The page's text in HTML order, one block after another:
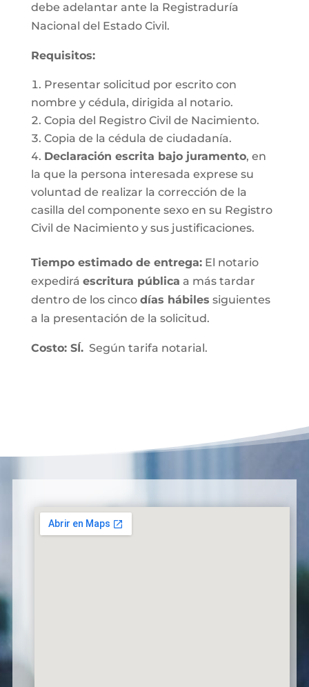
debe adelantar ante la Registraduría
Nacional del Estado Civil.
Requisitos:
Presentar solicitud por escrito con
nombre y cédula, dirigida al notario.
Copia del Registro Civil de Nacimiento.
Copia de la cédula de ciudadanía.
Declaración escrita bajo juramento, en
la que la persona interesada exprese su
voluntad de realizar la corrección de la
casilla del componente sexo en su Registro
Civil de Nacimiento y sus justificaciones.
Tiempo estimado de entrega:El notario
expedirá escritura pública a más tardar
dentro de los cinco días hábiles siguientes
a la presentación de la solicitud.
Costo: SÍ.Según tarifa notarial.